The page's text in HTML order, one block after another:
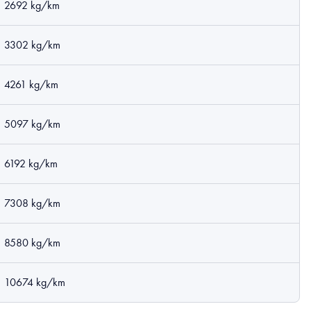
2692 kg/km
3302 kg/km
4261 kg/km
5097 kg/km
6192 kg/km
7308 kg/km
8580 kg/km
10674 kg/km